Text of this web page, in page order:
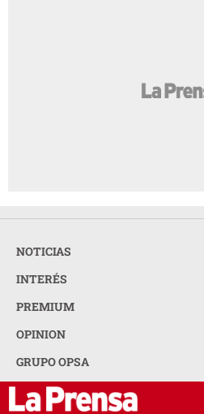
NOTICIAS
INTERÉS
PREMIUM
OPINION
GRUPO OPSA